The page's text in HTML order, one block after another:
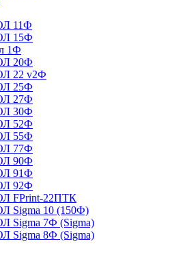
11Ф
15Ф
1Ф
20Ф
22 v2Ф
25Ф
27Ф
30Ф
52Ф
55Ф
77Ф
90Ф
91Ф
92Ф
FPrint-22ПТК
Sigma 10 (150Ф)
Sigma 7Ф (Sigma)
Sigma 8Ф (Sigma)